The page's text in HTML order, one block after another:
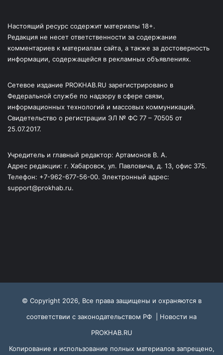
Настоящий ресурс содержит материалы 18+.
Редакция не несет ответственности за содержание
комментариев к материалам сайта, а также за достоверность
информации, содержащейся в рекламных объявлениях.
Сетевое издание PROKHAB.RU зарегистрировано в
Федеральной службе по надзору в сфере связи,
информационных технологий и массовых коммуникаций.
Свидетельство о регистрации ЭЛ № ФС 77 – 70505 от
25.07.2017.
Учредитель и главный редактор: Артамонов В. А.
Адрес редакции: г. Хабаровск, ул. Павловича, д. 13, офис 375.
Телефон: +7-962-677-56-00. Электронный адрес:
support@prokhab.ru.
© Copyright 2026, Все права защищены и охраняются в
соответствии с законодательством РФ | Новости на
PROKHAB.RU
Копирование и использование полных материалов запрещено,